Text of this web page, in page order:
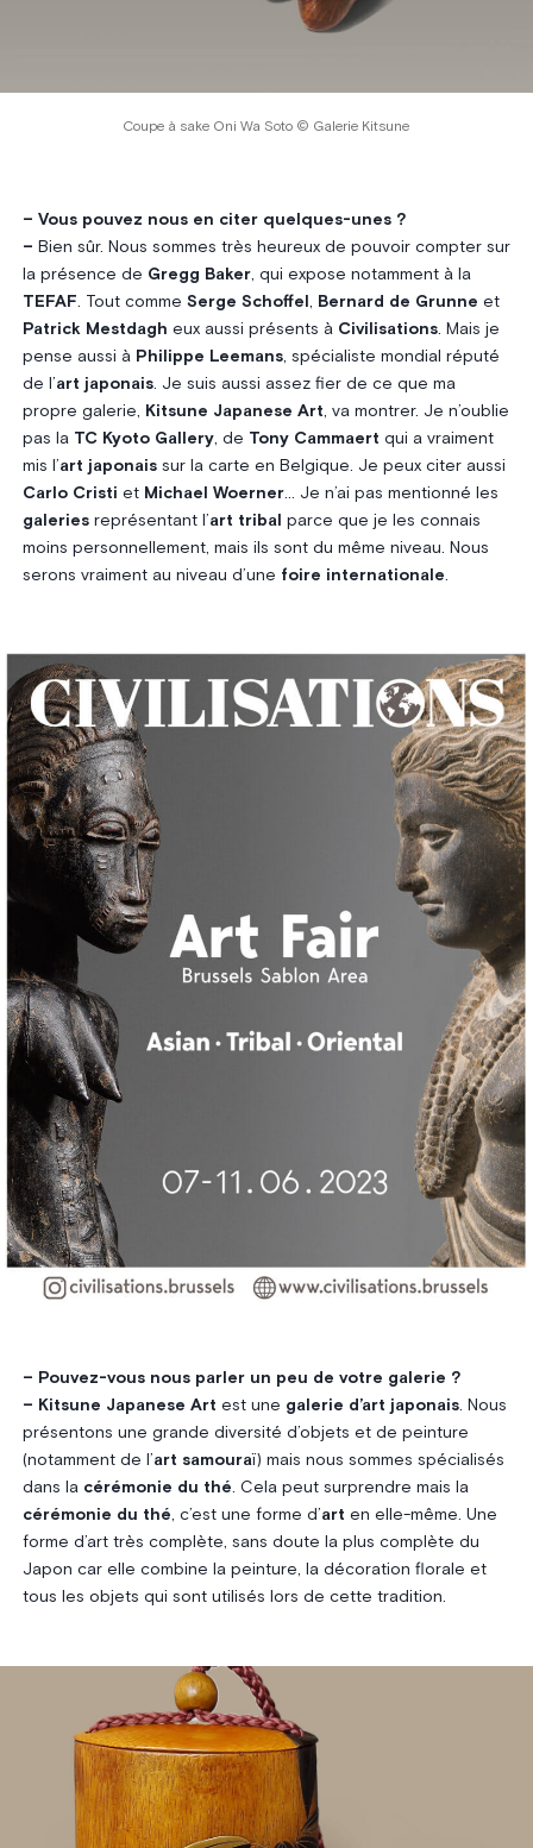
Coupe à sake Oni Wa Soto © Galerie Kitsune
– Vous pouvez nous en citer quelques-unes ?
– Bien sûr. Nous sommes très heureux de pouvoir compter sur
la présence de Gregg Baker, qui expose notamment à la
TEFAF. Tout comme Serge Schoffel , Bernard de Grunne et
Patrick Mestdagh eux aussi présents à Civilisations. Mais je
pense aussi à Philippe Leemans, spécialiste mondial réputé
de l’art japonais. Je suis aussi assez fier de ce que ma
propre galerie, Kitsune Japanese Art, va montrer. Je n’oublie
pas la TC Kyoto Gallery, de Tony Cammaert qui a vraiment
mis l’art japonaissur la carte en Belgique. Je peux citer aussi
Carlo Cristi et Michael Woerner… Je n’ai pas mentionné les
galeriesreprésentant l’art tribal parce que je les connais
moins personnellement, mais ils sont du même niveau. Nous
serons vraiment au niveau d’une foire internationale.
– Pouvez-vous nous parler un peu de votre galerie ?
– Kitsune Japanese Art est une galerie d’art japonais. Nous
présentons une grande diversité d’objets et de peinture
(notamment de l’art samouraï) mais nous sommes spécialisés
dans la cérémonie du thé. Cela peut surprendre mais la
cérémonie du thé, c’est une forme d’art en elle-même. Une
forme d’art très complète, sans doute la plus complète du
Japon car elle combine la peinture, la décoration florale et
tous les objets qui sont utilisés lors de cette tradition.